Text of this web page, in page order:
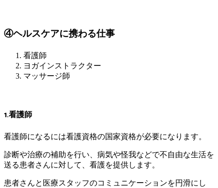
④ヘルスケアに携わる仕事
看護師
ヨガインストラクター
マッサージ師
1.看護師
看護師になるには看護資格の国家資格が必要になります。
診断や治療の補助を行い、病気や怪我などで不自由な生活を
送る患者さんに対して、看護を提供します。
患者さんと医療スタッフのコミュニケーションを円滑にし